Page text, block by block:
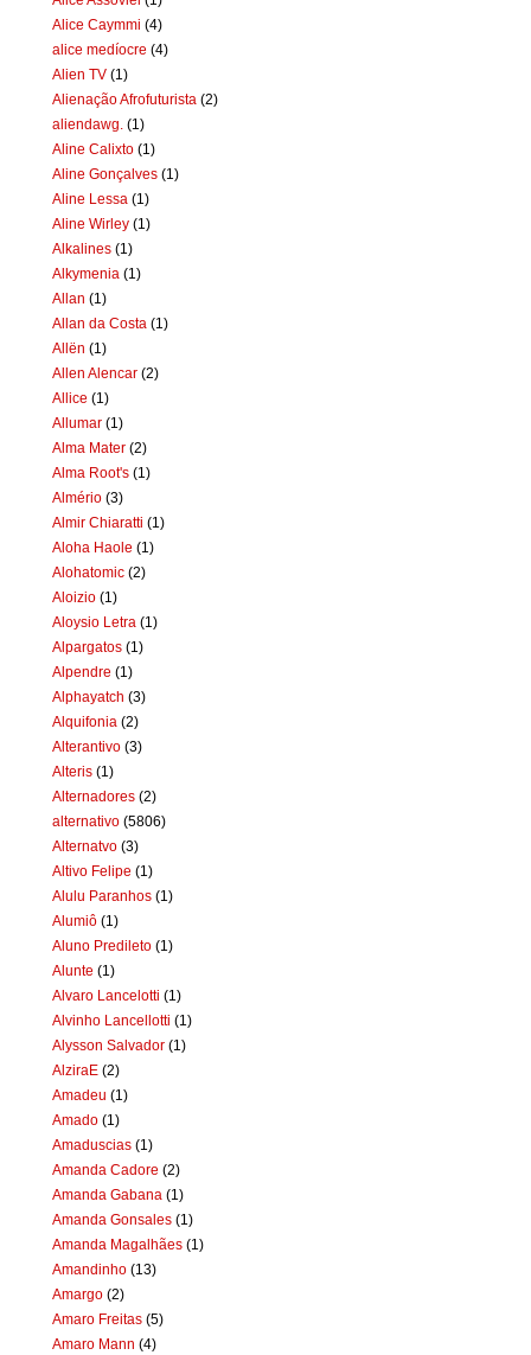
Alice Caymmi (4)
alice medíocre (4)
Alien TV (1)
Alienação Afrofuturista (2)
aliendawg. (1)
Aline Calixto (1)
Aline Gonçalves (1)
Aline Lessa (1)
Aline Wirley (1)
Alkalines (1)
Alkymenia (1)
Allan (1)
Allan da Costa (1)
Allën (1)
Allen Alencar (2)
Allice (1)
Allumar (1)
Alma Mater (2)
Alma Root's (1)
Almério (3)
Almir Chiaratti (1)
Aloha Haole (1)
Alohatomic (2)
Aloizio (1)
Aloysio Letra (1)
Alpargatos (1)
Alpendre (1)
Alphayatch (3)
Alquifonia (2)
Alterantivo (3)
Alteris (1)
Alternadores (2)
alternativo (5806)
Alternatvo (3)
Altivo Felipe (1)
Alulu Paranhos (1)
Alumiô (1)
Aluno Predileto (1)
Alunte (1)
Alvaro Lancelotti (1)
Alvinho Lancellotti (1)
Alysson Salvador (1)
AlziraE (2)
Amadeu (1)
Amado (1)
Amaduscias (1)
Amanda Cadore (2)
Amanda Gabana (1)
Amanda Gonsales (1)
Amanda Magalhães (1)
Amandinho (13)
Amargo (2)
Amaro Freitas (5)
Amaro Mann (4)